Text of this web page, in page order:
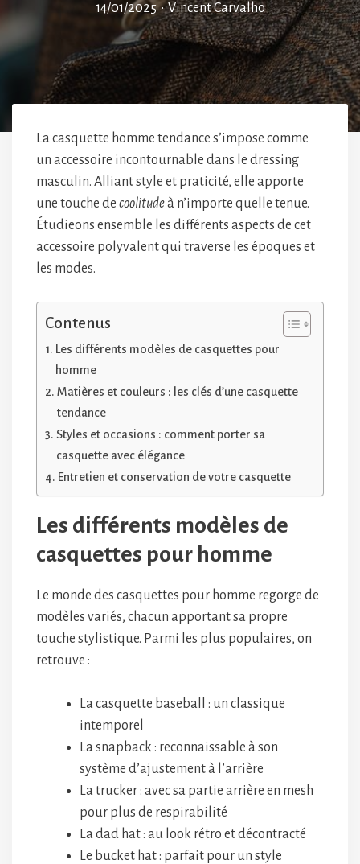
14/01/2025 • Vincent Carvalho
La casquette homme tendance s’impose comme
un accessoire incontournable dans le dressing
masculin. Alliant style et praticité, elle apporte
une touche de coolitudeà n’importe quelle tenue.
Étudieons ensemble les différents aspects de cet
accessoire polyvalent qui traverse les époques et
les modes.
Contenus
Les différents modèles de casquettes pour
homme
Matières et couleurs : les clés d’une casquette
tendance
Styles et occasions : comment porter sa
casquette avec élégance
Entretien et conservation de votre casquette
Les différents modèles de
casquettes pour homme
Le monde des casquettes pour homme regorge de
modèles variés, chacun apportant sa propre
touche stylistique. Parmi les plus populaires, on
retrouve :
La casquette baseball : un classique
intemporel
La snapback : reconnaissable à son
système d’ajustement à l’arrière
La trucker : avec sa partie arrière en mesh
pour plus de respirabilité
La dad hat : au look rétro et décontracté
Le bucket hat : parfait pour un style